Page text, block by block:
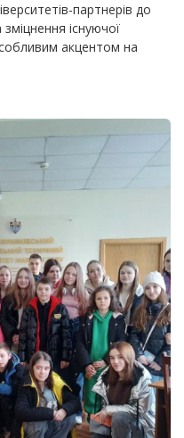
партнерів до
зміцнення існуючої
акцентом на